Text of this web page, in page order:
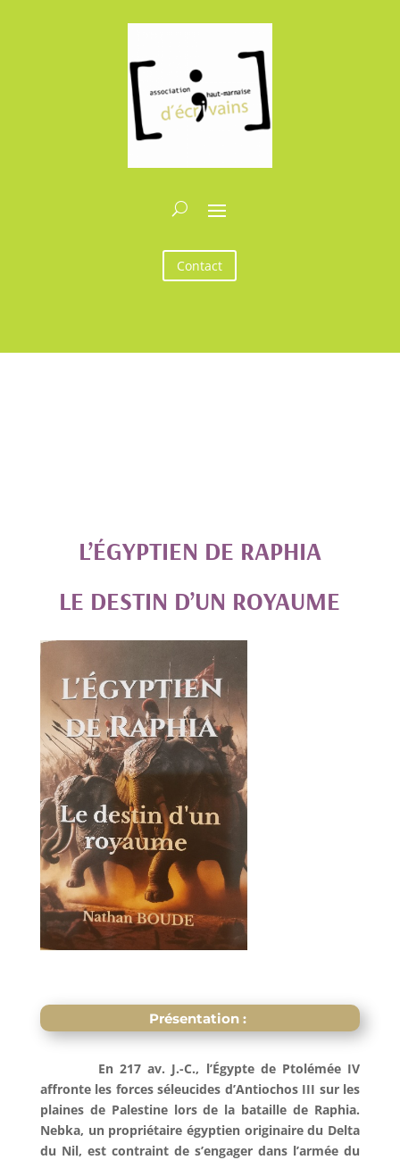
Contact
L’ÉGYPTIEN DE RAPHIA
LE DESTIN D’UN ROYAUME
Présentation :
En 217 av. J.-C., l’Égypte de Ptolémée IV
affronte les forces séleucides d’Antiochos III sur les
plaines de Palestine lors de la bataille de Raphia.
Nebka, un propriétaire égyptien originaire du Delta
du Nil, est contraint de s’engager dans l’armée du